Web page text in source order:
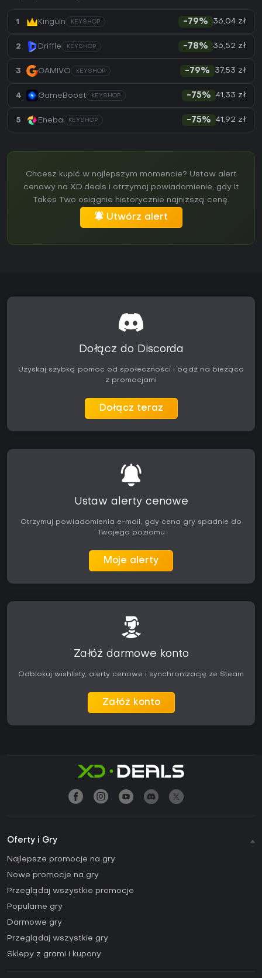
1 Kinguin KEYSHOP -79% 36,04 zł
2 Driffle KEYSHOP -78% 36,52 zł
3 GAMIVO KEYSHOP -79% 37,53 zł
4 GameBoost KEYSHOP -75% 41,33 zł
5 Eneba KEYSHOP -75% 41,92 zł
Chcesz kupić w najlepszym momencie? Ustaw alert
cenowy na XD.deals i otrzymaj powiadomienie, gdy It
Takes Two osiągnie historycznie najniższą cenę.
Utwórz alert
Dołącz do Discorda
Uzyskaj szybką pomoc od społeczności i bądź na bieżąco
z promocjami
Dołącz teraz
Ustaw alerty cenowe
Otrzymuj powiadomienia e-mail, gdy cena gry spadnie do
Twojego poziomu
Moje alerty
Załóż darmowe konto
Odblokuj wishlisty, alerty cenowe i synchronizację ze Steam
Załóż konto
Oferty i Gry
Najlepsze promocje na gry
Nowe promocje na gry
Przeglądaj wszystkie promocje
Popularne gry
Darmowe gry
Przeglądaj wszystkie gry
Sklepy z grami i kupony